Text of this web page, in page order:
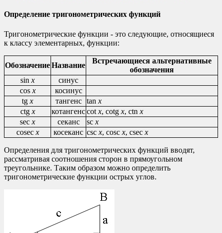
Определение тригонометрических функций
Тригонометрические функции - это следующие, относящиеся
к классу элементарных, функции:
ОбозначениеНазвание
Встречающиеся альтернативные
обозначения
sin x
синус
cos x
косинус
tg x тангенс tan x
ctg x котангенсcot x, cotg x, ctn x
sec x секанс sc x
cosec x косеканс csc x, cosc x, csec x
Определения для тригонометрических функций вводят,
рассматривая соотношения сторон в прямоугольном
треугольнике. Таким образом можно определить
тригонометрические функции острых углов.